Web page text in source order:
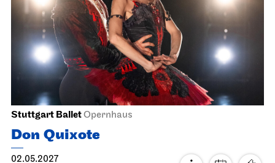
Stuttgart Ballet John Cranko School, Rehearsal Stage
Ballett & Brezeln
15.05.2027
10:30 - 12:00